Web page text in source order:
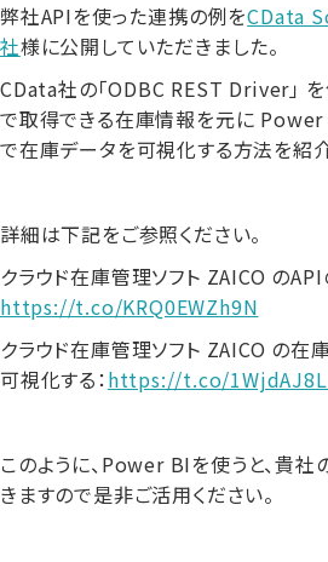
弊社APIを使った連携の例をCData
社様に公開していただきました。
CData社の「ODBC REST Driver」 を
で取得できる在庫情報を元に Power
で在庫データを可視化する方法を紹
詳細は下記をご参照ください。
クラウド在庫管理ソフト ZAICO のAPI
https://t.co/KRQ0EWZh9N
クラウド在庫管理ソフト ZAICO の
可視化する：https://t.co/
このように、Power BIを使うと、貴
きますので是非ご活用ください。